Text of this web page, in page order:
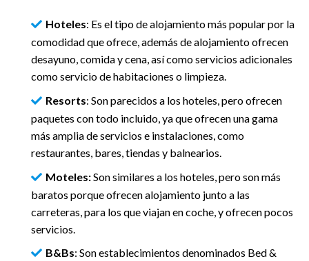
Hoteles: Es el tipo de alojamiento más popular por la
comodidad que ofrece, además de alojamiento ofrecen
desayuno, comida y cena, así como servicios adicionales
como servicio de habitaciones o limpieza.
Resorts: Son parecidos a los hoteles, pero ofrecen
paquetes con todo incluido, ya que ofrecen una gama
más amplia de servicios e instalaciones, como
restaurantes, bares, tiendas y balnearios.
Moteles:Son similares a los hoteles, pero son más
baratos porque ofrecen alojamiento junto a las
carreteras, para los que viajan en coche, y ofrecen pocos
servicios.
B&Bs: Son establecimientos denominados Bed &